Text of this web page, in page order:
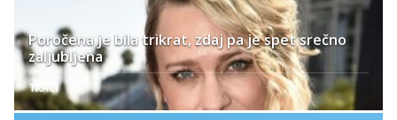
Poročena je bila trikrat, zdaj pa je spet srečno
zaljubljena
TRAČI